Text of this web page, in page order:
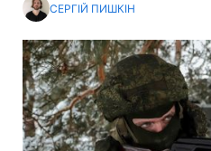
СЕРГІЙ ПИШКІН